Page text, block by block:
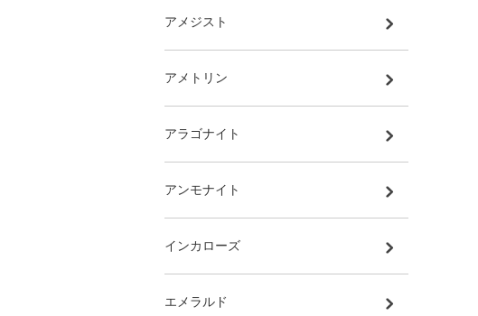
アメジスト
アメトリン
アラゴナイト
アンモナイト
インカローズ
エメラルド